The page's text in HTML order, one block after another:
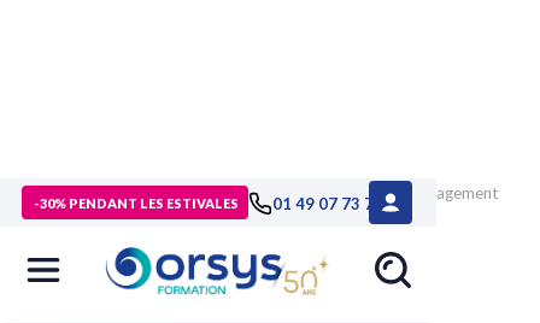
-30% PENDANT LES ESTIVALES 01 49 07 73 73
> Management - Développement personnel> Management
: compétences essentielles